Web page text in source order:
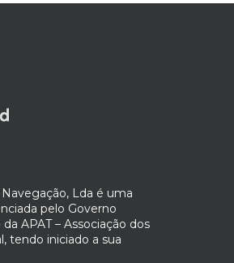
Lda é uma
pelo Governo
APAT – Associação dos
tendo iniciado a sua